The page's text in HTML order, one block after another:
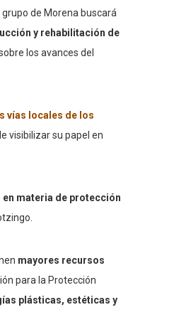
de Morena buscará
y rehabilitación de
los avances del
vías locales de los
visibilizar su papel en
materia de protección
mayores recursos
para la Protección
plásticas, estéticas y